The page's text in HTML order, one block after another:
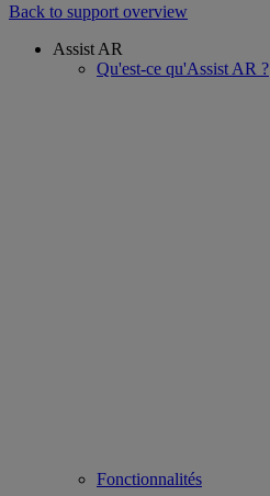
Back to support overview
Assist AR
Qu'est-ce qu'Assist AR ?
Fonctionnalités